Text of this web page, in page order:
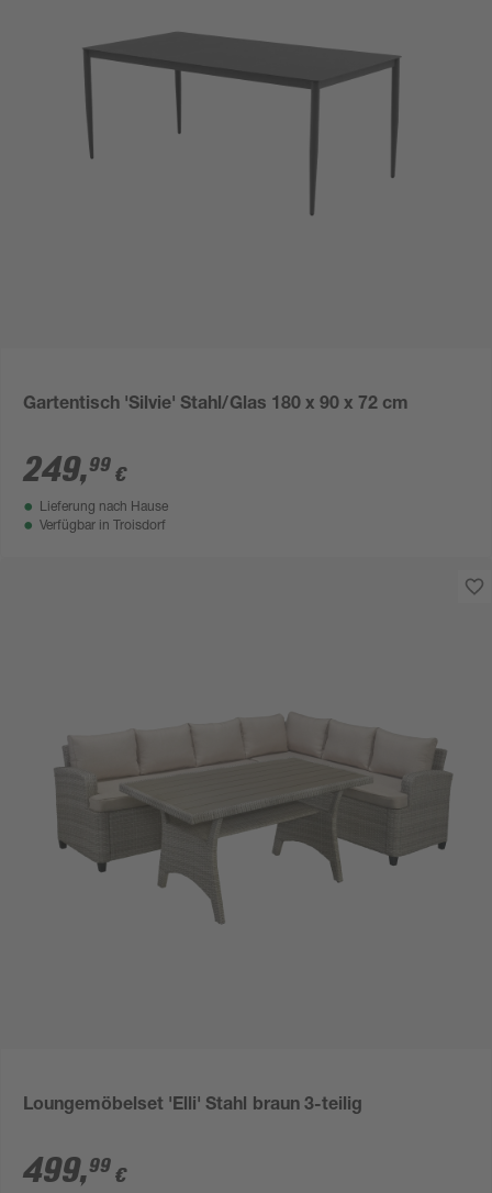
Gartentisch 'Silvie' Stahl/Glas 180 x 90 x 72 cm
249,99 €
Lieferung nach Hause
Verfügbar in
Troisdorf
Loungemöbelset 'Elli' Stahl braun 3-teilig
499,99 €